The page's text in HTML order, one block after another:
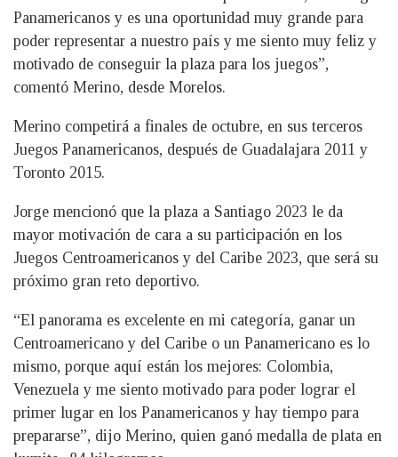
Panamericanos y es una oportunidad muy grande para
poder representar a nuestro país y me siento muy feliz y
motivado de conseguir la plaza para los juegos”,
comentó Merino, desde Morelos.
Merino competirá a finales de octubre, en sus terceros
Juegos Panamericanos, después de Guadalajara 2011 y
Toronto 2015.
Jorge mencionó que la plaza a Santiago 2023 le da
mayor motivación de cara a su participación en los
Juegos Centroamericanos y del Caribe 2023, que será su
próximo gran reto deportivo.
“El panorama es excelente en mi categoría, ganar un
Centroamericano y del Caribe o un Panamericano es lo
mismo, porque aquí están los mejores: Colombia,
Venezuela y me siento motivado para poder lograr el
primer lugar en los Panamericanos y hay tiempo para
prepararse”, dijo Merino, quien ganó medalla de plata en